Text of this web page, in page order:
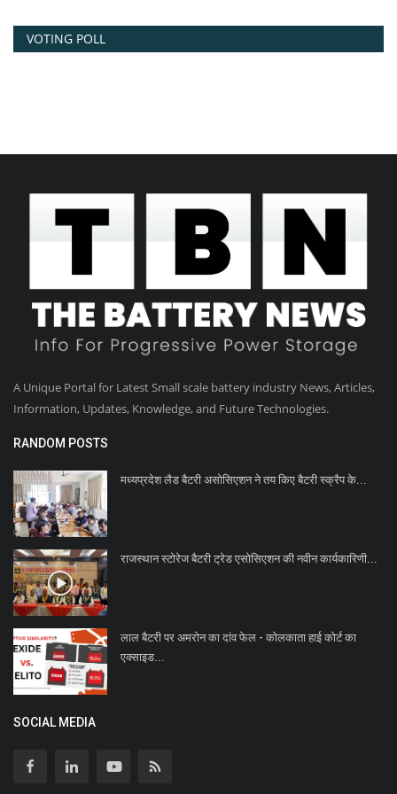
VOTING POLL
A Unique Portal for Latest Small scale battery industry News, Articles,
Information, Updates, Knowledge, and Future Technologies.
RANDOM POSTS
मध्यप्रदेश लैड बैटरी असोसिएशन ने तय किए बैटरी स्क्रैप के...
राजस्थान स्टोरेज बैटरी ट्रेड एसोसिएशन की नवीन कार्यकारिणी...
लाल बैटरी पर अमरोन का दांव फेल - कोलकाता हाई कोर्ट का
एक्साइड...
SOCIAL MEDIA